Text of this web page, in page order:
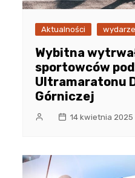
Aktualności
Wybitna
sportowców
Ultramaratonu
Górniczej
14 kwietnia 2025